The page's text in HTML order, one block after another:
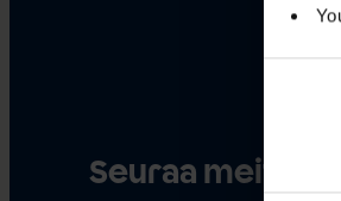
Seuraa meitä